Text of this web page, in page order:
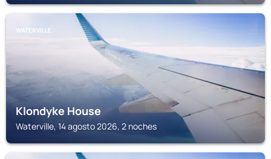
WATERVILLE
Klondyke House
Waterville, 14 agosto 2026, 2 noches